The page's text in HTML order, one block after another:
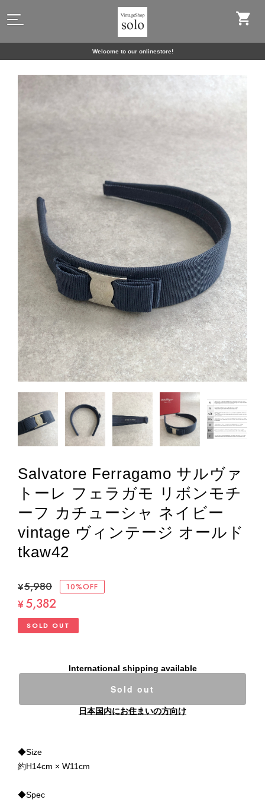
Welcome to our onlinestore!
Salvatore Ferragamo サルヴァ
トーレ フェラガモ リボンモチ
ーフ カチューシャ ネイビー
vintage ヴィンテージ オールド
tkaw42
¥5,980 10%OFF
¥5,382
SOLD OUT
International shipping available
Sold out
日本国内にお住まいの方向け
◆Size
約H14cm × W11cm
◆Spec